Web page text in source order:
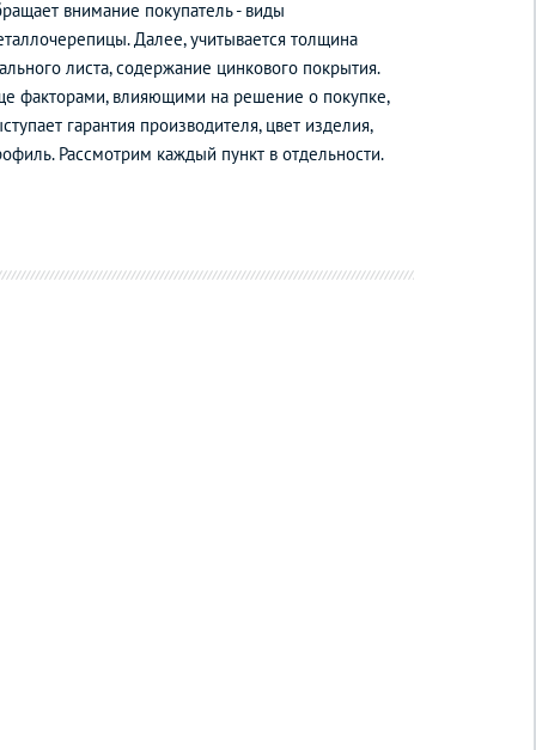
внимание покупатель - виды
Далее, учитывается толщина
листа, содержание цинкового покрытия.
факторами, влияющими на решение о покупке,
гарантия производителя, цвет изделия,
Рассмотрим каждый пункт в отдельности.